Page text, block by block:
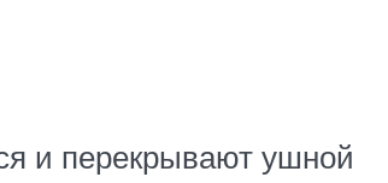
и перекрывают ушной